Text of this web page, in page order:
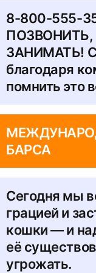
8-800-555-
ПОЗВОНИТЬ,
ЗАНИМАТЬ!
благодаря
помнить это
БАРСА
Сегодня мы
грацией и
кошки — и
её
угрожать.